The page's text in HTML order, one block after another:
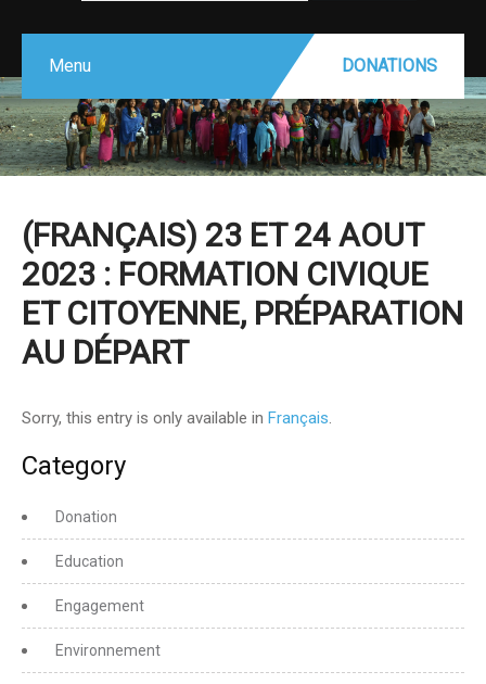
Menu DONATIONS
(FRANÇAIS) 23 ET 24 AOUT
2023 : FORMATION CIVIQUE
ET CITOYENNE, PRÉPARATION
AU DÉPART
Sorry, this entry is only available in Français
Category
Donation
Education
Engagement
Environnement